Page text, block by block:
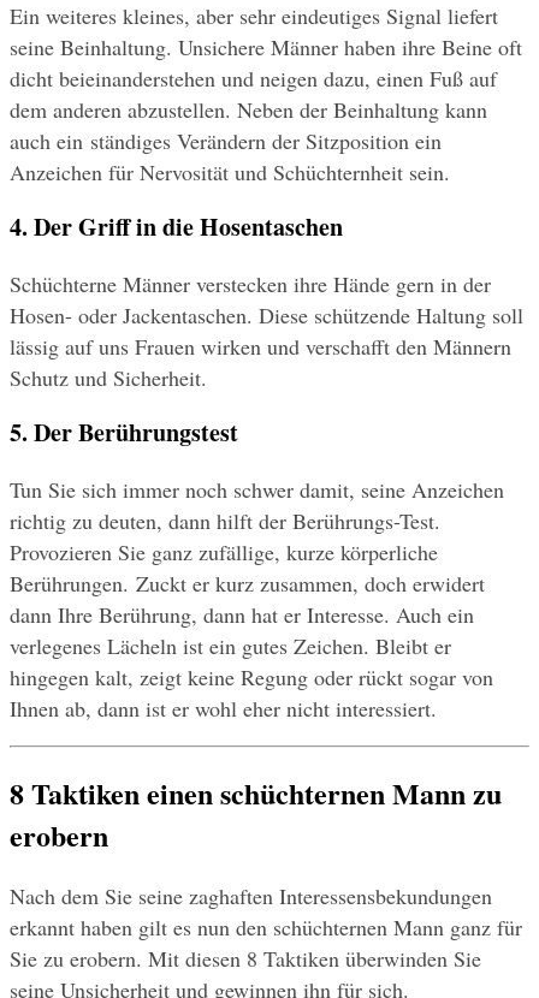
Ein weiteres kleines, aber sehr eindeutiges Signal liefert
seine Beinhaltung. Unsichere Männer haben ihre Beine oft
dicht beieinanderstehen und neigen dazu, einen Fuß auf
dem anderen abzustellen. Neben der Beinhaltung kann
auch ein ständiges Verändern der Sitzposition ein
Anzeichen für Nervosität und Schüchternheit sein.
4. Der Griff in die Hosentaschen
Schüchterne Männer verstecken ihre Hände gern in der
Hosen- oder Jackentaschen. Diese schützende Haltung soll
lässig auf uns Frauen wirken und verschafft den Männern
Schutz und Sicherheit.
5. Der Berührungstest
Tun Sie sich immer noch schwer damit, seine Anzeichen
richtig zu deuten, dann hilft der Berührungs-Test.
Provozieren Sie ganz zufällige, kurze körperliche
Berührungen. Zuckt er kurz zusammen, doch erwidert
dann Ihre Berührung, dann hat er Interesse. Auch ein
verlegenes Lächeln ist ein gutes Zeichen. Bleibt er
hingegen kalt, zeigt keine Regung oder rückt sogar von
Ihnen ab, dann ist er wohl eher nicht interessiert.
8 Taktiken einen schüchternen Mann zu
erobern
Nach dem Sie seine zaghaften Interessensbekundungen
erkannt haben gilt es nun den schüchternen Mann ganz für
Sie zu erobern. Mit diesen 8 Taktiken überwinden Sie
seine Unsicherheit und gewinnen ihn für sich.